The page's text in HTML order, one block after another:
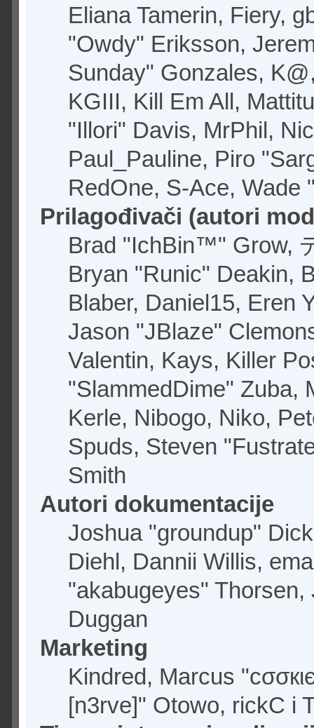
Eliana Tamerin, Fiery,
"Owdy" Eriksson,
Sunday" Gonzales,
KGIII, Kill Em All,
"Illori" Davis, MrPhil,
Paul_Pauline, Piro
RedOne, S-Ace,
Prilagođivači (autori
Brad "IchBin™" Grow,
Bryan "Runic" Deakin,
Blaber, Daniel15, Eren
Jason "JBlaze"
Valentin, Kays, Killer
"SlammedDime" Zuba,
Kerle, Nibogo, Niko,
Spuds, Steven
Smith
Autori dokumentacije
Joshua "groundup"
Diehl, Dannii Willis,
"akabugeyes"
Duggan
Marketing
Kindred, Marcus
[n3rve]" Otowo, rickC i